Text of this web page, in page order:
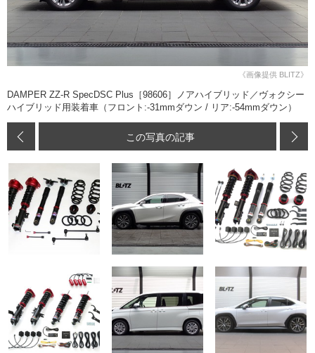
《画像提供 BLITZ》
DAMPER ZZ-R SpecDSC Plus［98606］ノアハイブリッド／ヴォクシー
ハイブリッド用装着車（フロント:-31mmダウン / リア:-54mmダウン）
この写真の記事